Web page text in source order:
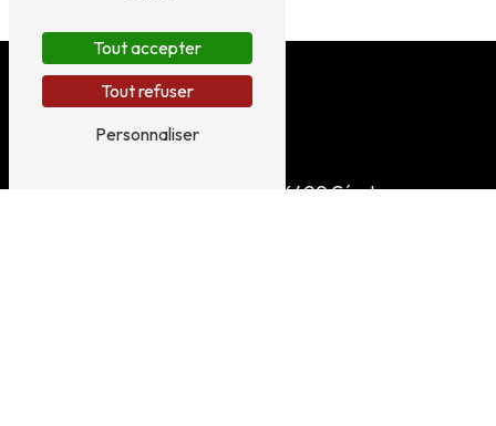
66400 Céret
Tout accepter
Tout refuser
Personnaliser